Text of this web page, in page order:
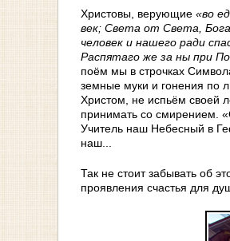
Христовы, верующие «во
век; Света от Света,
человек и нашего ради
Распятаго же за ны при
поём мы в строчках
земные муки и гонения по
Христом, не испьём своей
принимать со смирением.
Учитель наш Небесный в
наш...
Так не стоит забывать об
проявления счастья для